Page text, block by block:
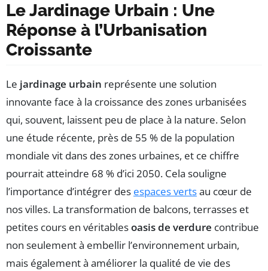
Le Jardinage Urbain : Une
Réponse à l’Urbanisation
Croissante
Le jardinage urbain représente une solution
innovante face à la croissance des zones urbanisées
qui, souvent, laissent peu de place à la nature. Selon
une étude récente, près de 55 % de la population
mondiale vit dans des zones urbaines, et ce chiffre
pourrait atteindre 68 % d’ici 2050. Cela souligne
l’importance d’intégrer des espaces vertsau cœur de
nos villes. La transformation de balcons, terrasses et
petites cours en véritablesoasis de verdure contribue
non seulement à embellir l’environnement urbain,
mais également à améliorer la qualité de vie des